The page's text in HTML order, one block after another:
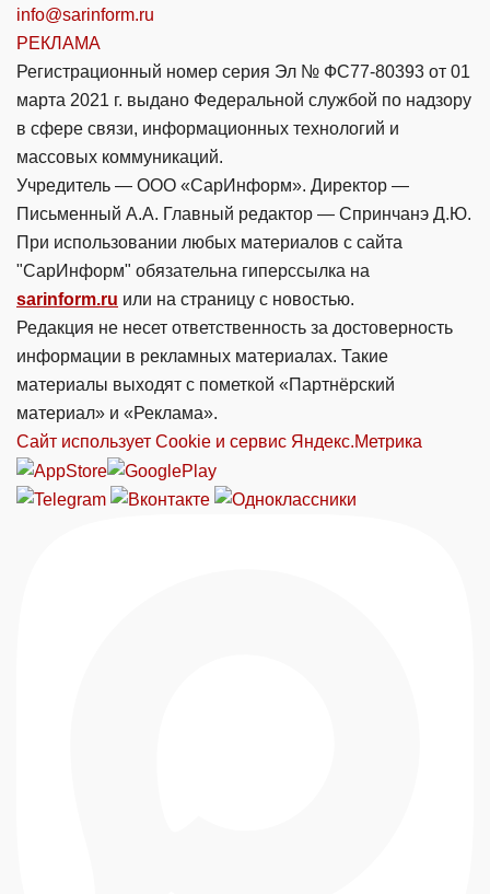
info@sarinform.ru
РЕКЛАМА
Регистрационный номер серия Эл № ФС77-80393 от 01
марта 2021 г. выдано Федеральной службой по надзору
в сфере связи, информационных технологий и
массовых коммуникаций.
Учредитель — ООО «СарИнформ». Директор —
Письменный А.А. Главный редактор — Спринчанэ Д.Ю.
При использовании любых материалов с сайта
"СарИнформ" обязательна гиперссылка на
sarinform.ru или на страницу с новостью.
Редакция не несет ответственность за достоверность
информации в рекламных материалах. Такие
материалы выходят с пометкой «Партнёрский
материал» и «Реклама».
Сайт использует Cookie и сервиc Яндекс.Метрика